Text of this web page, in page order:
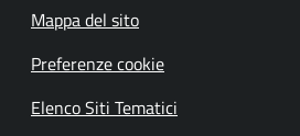
Mappa del sito
Preferenze cookie
Elenco Siti Tematici